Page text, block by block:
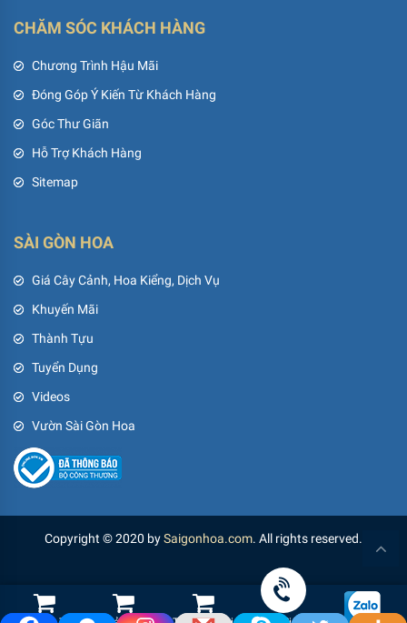
CHĂM SÓC KHÁCH HÀNG
Chương Trình Hậu Mãi
Đóng Góp Ý Kiến Từ Khách Hàng
Góc Thư Giãn
Hỗ Trợ Khách Hàng
Sitemap
SÀI GÒN HOA
Giá Cây Cảnh, Hoa Kiểng, Dịch Vụ
Khuyến Mãi
Thành Tựu
Tuyển Dụng
Videos
Vườn Sài Gòn Hoa
Copyright © 2020 bySaigonhoa.com. All rights reserved.